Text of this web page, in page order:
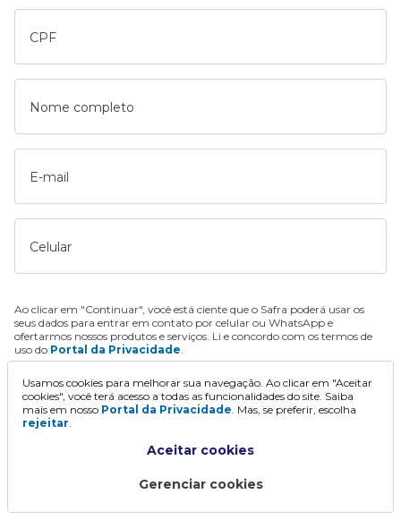
CPF
Nome completo
E-mail
Celular
Ao clicar em "Continuar", você está ciente que o Safra poderá usar os
seus dados para entrar em contato por celular ou WhatsApp e
ofertarmos nossos produtos e serviços. Li e concordo com os termos de
uso do Portal da Privacidade.
Continuar
Usamos cookies para melhorar sua navegação. Ao clicar em "Aceitar
cookies", você terá acesso a todas as funcionalidades do site. Saiba
mais em nosso Portal da Privacidade. Mas, se preferir, escolha
rejeitar.
Aceitar cookies
Gerenciar cookies